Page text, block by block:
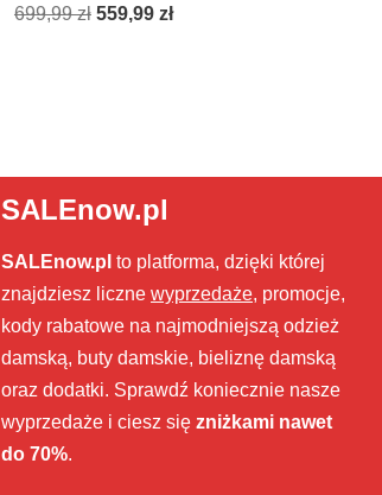
699,99zł 559,99 zł
SALEnow.pl
SALEnow.pl to platforma, dzięki której
znajdziesz liczne wyprzedaże, promocje,
kody rabatowe na najmodniejszą odzież
damską, buty damskie, bieliznę damską
oraz dodatki. Sprawdź koniecznie nasze
wyprzedaże i ciesz się zniżkami nawet
do 70%.